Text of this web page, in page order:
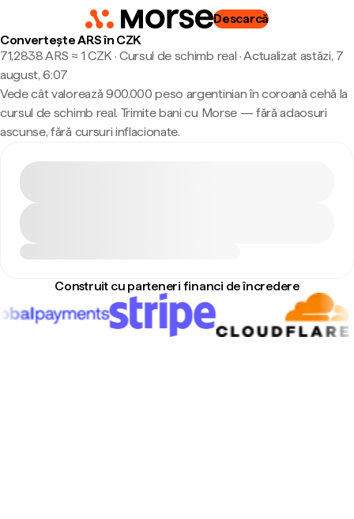
Descarcă
Convertește ARS în CZK
71,2838 ARS ≈ 1 CZK · Cursul de schimb real ·Actualizat astăzi, 7
august, 6:07
Vede cât valorează 900.000 peso argentinian în coroană cehă la
cursul de schimb real. Trimite bani cu Morse — fără adaosuri
ascunse, fără cursuri inflacionate.
Construit cu parteneri financi de încredere